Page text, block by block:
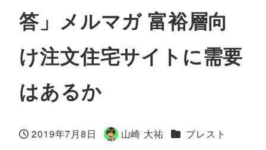
答」メルマガ 富裕層向
け注文住宅サイトに需要
はあるか
投稿日
2019年7月8日
著
山崎 大祐 カテゴリー
ブレスト